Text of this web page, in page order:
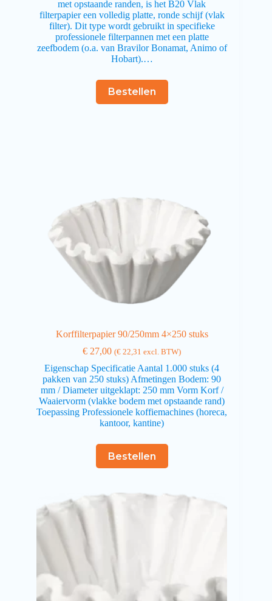
met opstaande randen, is het B20 Vlak
filterpapier een volledig platte, ronde schijf (vlak
filter). Dit type wordt gebruikt in specifieke
professionele filterpannen met een platte
zeefbodem (o.a. van Bravilor Bonamat, Animo of
Hobart).…
Bestellen
Korffilterpapier 90/250mm 4×250 stuks
€ 27,00 (€ 22,31 excl. BTW)
Eigenschap Specificatie Aantal 1.000 stuks (4
pakken van 250 stuks) Afmetingen Bodem: 90
mm / Diameter uitgeklapt: 250 mm Vorm Korf /
Waaiervorm (vlakke bodem met opstaande rand)
Toepassing Professionele koffiemachines (horeca,
kantoor, kantine)
Bestellen